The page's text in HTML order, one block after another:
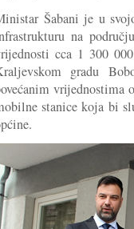
Šabani je u
na
cca 1 300
gradu
vrijednostima
stanice koja bi